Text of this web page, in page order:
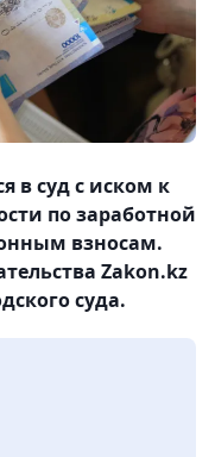
в суд с иском к
по заработной
взносам.
Zakon.kz
суда.